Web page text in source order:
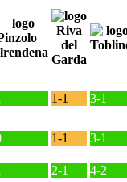
1-1 3-1
1-1
3-1
2-1
4-2